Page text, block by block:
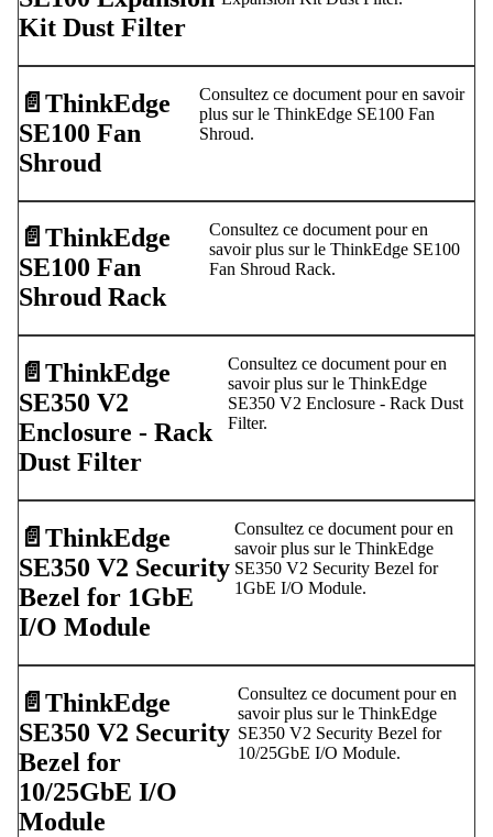
Kit Dust Filter
📄️ ThinkEdge
SE100 Fan
Shroud
Consultez ce document pour en savoir
plus sur le ThinkEdge SE100 Fan
Shroud.
📄️ ThinkEdge
SE100 Fan
Shroud Rack
Consultez ce document pour en
savoir plus sur le ThinkEdge SE100
Fan Shroud Rack.
📄️ ThinkEdge
SE350 V2
Enclosure - Rack
Dust Filter
Consultez ce document pour en
savoir plus sur le ThinkEdge
SE350 V2 Enclosure - Rack Dust
Filter.
📄️ ThinkEdge
SE350 V2 Security
Bezel for 1GbE
I/O Module
Consultez ce document pour en
savoir plus sur le ThinkEdge
SE350 V2 Security Bezel for
1GbE I/O Module.
📄️ ThinkEdge
SE350 V2 Security
Bezel for
10/25GbE I/O
Module
Consultez ce document pour en
savoir plus sur le ThinkEdge
SE350 V2 Security Bezel for
10/25GbE I/O Module.